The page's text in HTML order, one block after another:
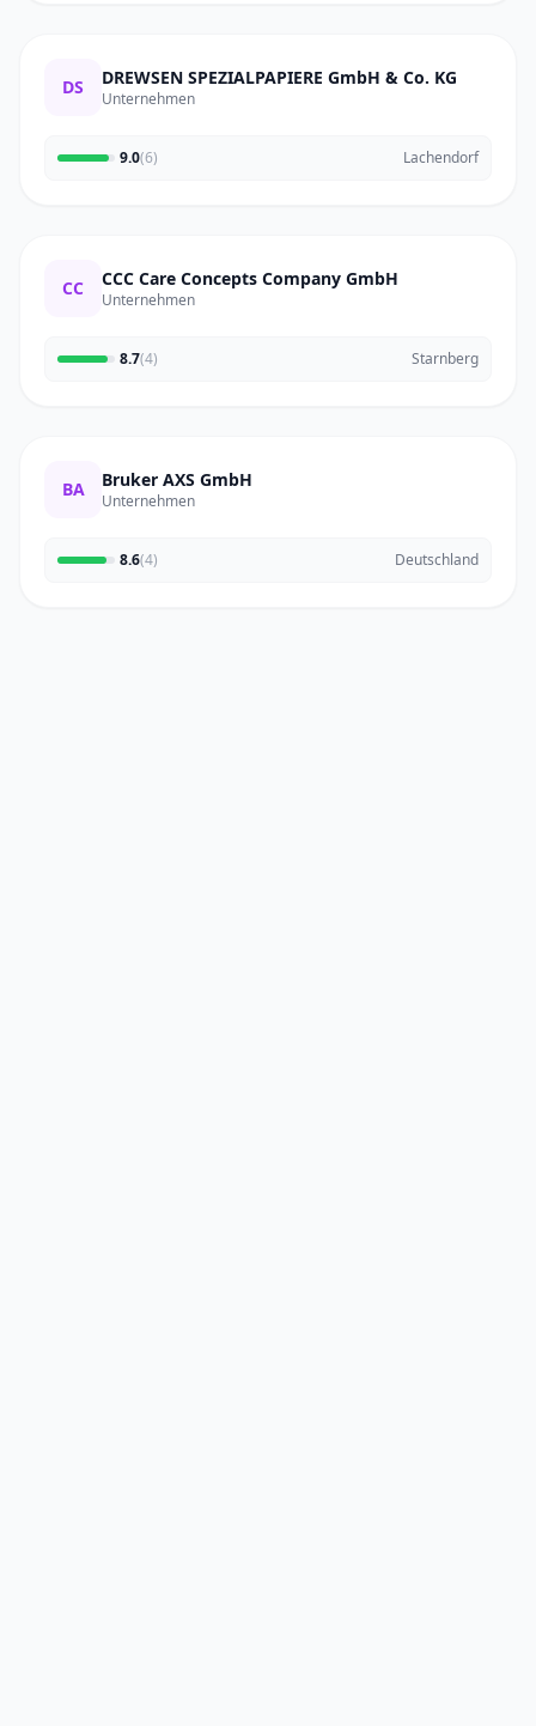
DS DREWSEN SPEZIALPAPIERE GmbH & Co. KG
Unternehmen
9.0(6) Lachendorf
CC CCC Care Concepts Company GmbH
Unternehmen
8.7(4) Starnberg
BA Bruker AXS GmbH
Unternehmen
8.6(4) Deutschland